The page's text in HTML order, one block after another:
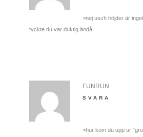
>nej usch höjder är
tyckte du var duktig ändå!
FUNRUN
SVARA
>hur kom du upp ur